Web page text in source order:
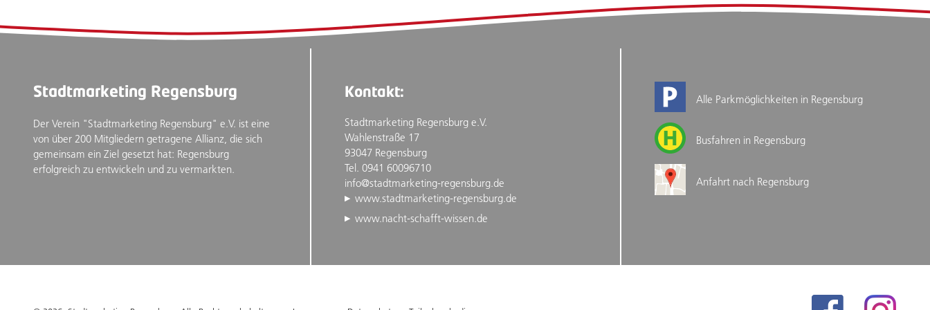
Stadtmarketing Regensburg
Der Verein "Stadtmarketing Regensburg" e.V. ist eine
von über 200 Mitgliedern getragene Allianz, die sich
gemeinsam ein Ziel gesetzt hat: Regensburg
erfolgreich zu entwickeln und zu vermarkten.
Kontakt:
Stadtmarketing Regensburg e.V.
Wahlenstraße 17
93047 Regensburg
Tel. 0941 60096710
info@stadtmarketing-regensburg.de
www.stadtmarketing-regensburg.de
www.nacht-schafft-wissen.de
Alle Parkmöglichkeiten in Regensburg
Busfahren in Regensburg
Anfahrt nach Regensburg